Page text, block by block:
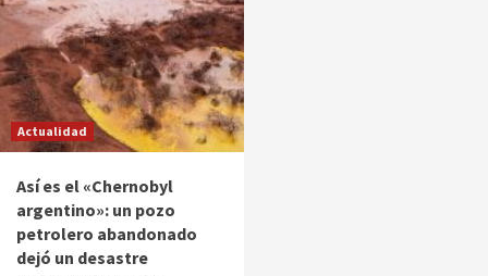
Actualidad
Así es el «Chernobyl
argentino»: un pozo
petrolero abandonado
dejó un desastre